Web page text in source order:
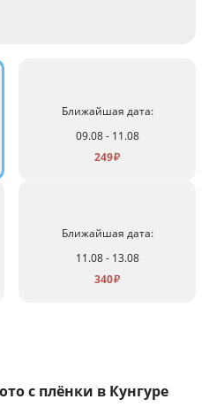
Ближайшая дата:
09.08 - 11.08
249₽
Ближайшая дата:
11.08 - 13.08
340₽
с плёнки в Кунгуре